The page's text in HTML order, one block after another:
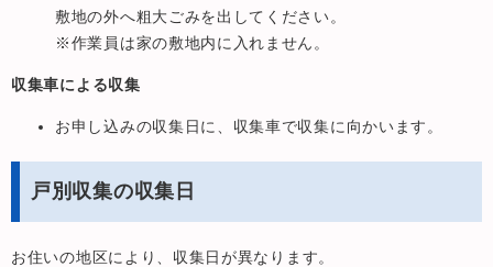
敷地の外へ粗大ごみを出してください。
※作業員は家の敷地内に入れません。
収集車による収集
お申し込みの収集日に、収集車で収集に向かいます。
戸別収集の収集日
お住いの地区により、収集日が異なります。